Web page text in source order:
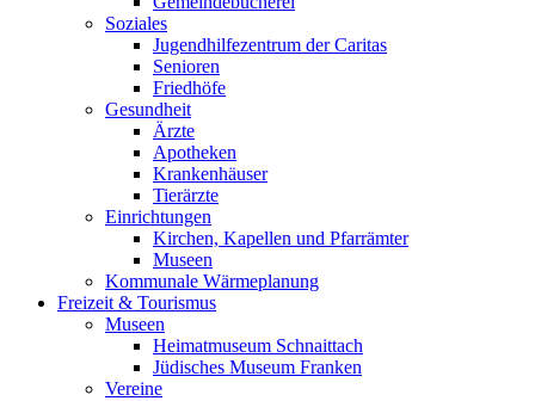
Soziales
Jugendhilfezentrum der Caritas
Senioren
Friedhöfe
Gesundheit
Ärzte
Apotheken
Krankenhäuser
Tierärzte
Einrichtungen
Kirchen, Kapellen und Pfarrämter
Museen
Kommunale Wärmeplanung
Freizeit & Tourismus
Museen
Heimatmuseum Schnaittach
Jüdisches Museum Franken
Vereine